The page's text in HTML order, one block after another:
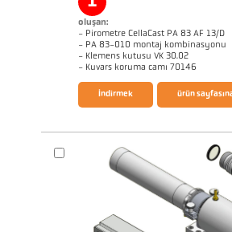
oluşan:
- Pirometre CellaCast PA 83 AF 13/D
- PA 83-010 montaj kombinasyonu
- Klemens kutusu VK 30.02
- Kuvars koruma camı 70146
Başvururapor CellaCast
İndirmek ürün